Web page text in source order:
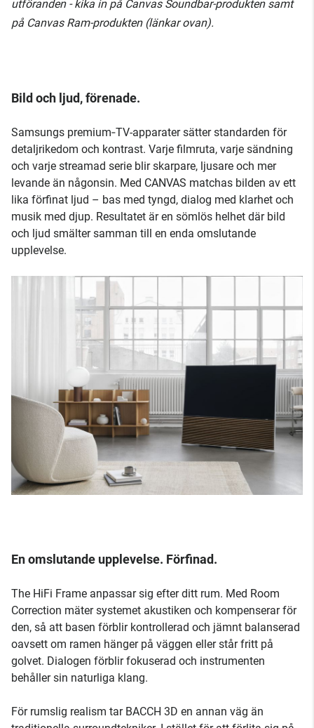
utföranden - kika in på Canvas Soundbar-produkten samt
på Canvas Ram-produkten (länkar ovan).
Bild och ljud, förenade.
Samsungs premium‑TV-apparater sätter standarden för
detaljrikedom och kontrast. Varje filmruta, varje sändning
och varje streamad serie blir skarpare, ljusare och mer
levande än någonsin. Med CANVAS matchas bilden av ett
lika förfinat ljud – bas med tyngd, dialog med klarhet och
musik med djup. Resultatet är en sömlös helhet där bild
och ljud smälter samman till en enda omslutande
upplevelse.
En omslutande upplevelse. Förfinad.
The HiFi Frame anpassar sig efter ditt rum. Med Room
Correction mäter systemet akustiken och kompenserar för
den, så att basen förblir kontrollerad och jämnt balanserad
oavsett om ramen hänger på väggen eller står fritt på
golvet. Dialogen förblir fokuserad och instrumenten
behåller sin naturliga klang.
För rumslig realism tar BACCH 3D en annan väg än